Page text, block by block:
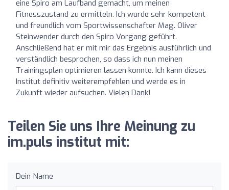
eine Spiro am Laufband gemacht, um meinen
Fitnesszustand zu ermitteln. Ich wurde sehr kompetent
und freundlich vom Sportwissenschafter Mag. Oliver
Steinwender durch den Spiro Vorgang geführt.
Anschließend hat er mit mir das Ergebnis ausführlich und
verständlich besprochen, so dass ich nun meinen
Trainingsplan optimieren lassen konnte. Ich kann dieses
Institut definitiv weiterempfehlen und werde es in
Zukunft wieder aufsuchen. Vielen Dank!
Teilen Sie uns Ihre Meinung zu
im.puls institut mit:
Dein Name